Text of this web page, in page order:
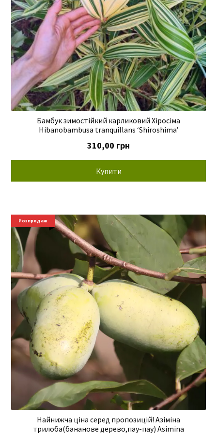
Бамбук зимостійкий карликовий Хіросіма
Hibanobambusa tranquillans ‘Shiroshima’
310,00 грн
Купити
Найнижча ціна серед пропозицій! Азіміна
трилоба(бананове дерево,пау-пау) Asimina
Розпродаж